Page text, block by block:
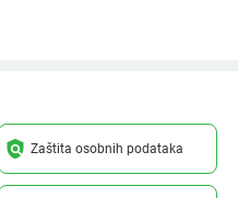
policy Zaštita osobnih podataka